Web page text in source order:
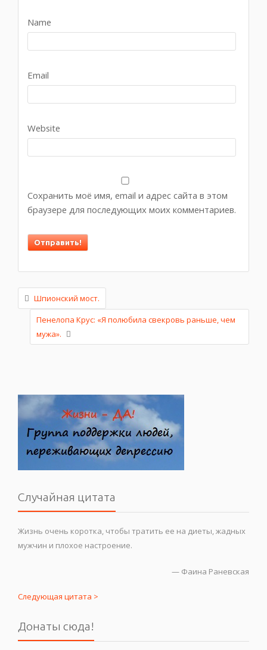
Name
Email
Website
Сохранить моё имя, email и адрес сайта в этом
браузере для последующих моих комментариев.
Шпионский мост.
Пенелопа Крус: «Я полюбила свекровь раньше, чем
мужа».
Случайная цитата
Жизнь очень коротка, чтобы тратить ее на диеты, жадных
мужчин и плохое настроение.
— Фаина Раневская
Следующая цитата >
Донаты сюда!